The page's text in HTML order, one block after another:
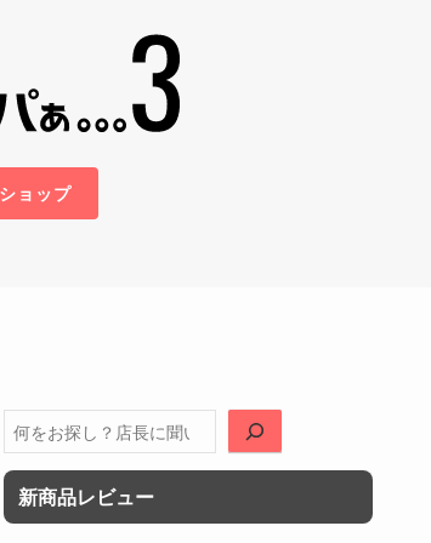
ョップ
検
索
新商品レビュー